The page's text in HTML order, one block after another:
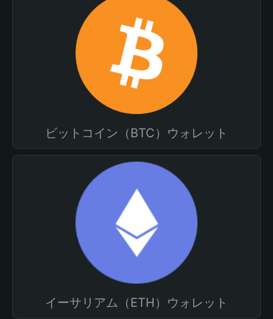
ビットコイン（BTC）ウォレット
イーサリアム（ETH）ウォレット